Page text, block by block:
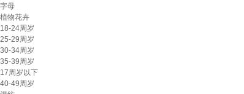
字母
植物花卉
18-24周岁
25-29周岁
30-34周岁
35-39周岁
17周岁以下
40-49周岁